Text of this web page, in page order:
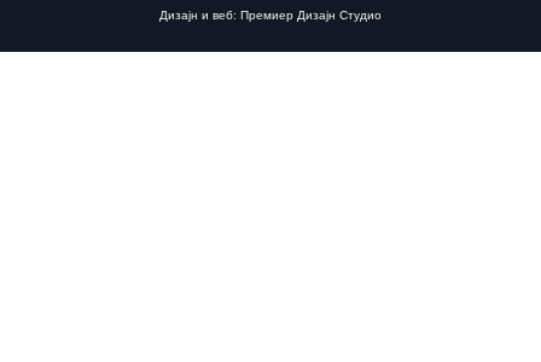
Дизајн и веб: Премиер Дизајн Студио